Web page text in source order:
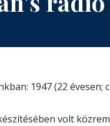
1947 (22 évesen;
volt